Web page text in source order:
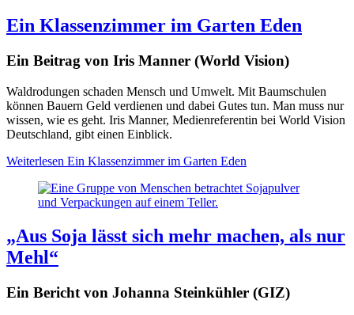
Ein Klassenzimmer im Garten Eden
Ein Beitrag von Iris Manner (World Vision)
Waldrodungen schaden Mensch und Umwelt. Mit Baumschulen
können Bauern Geld verdienen und dabei Gutes tun. Man muss nur
wissen, wie es geht. Iris Manner, Medienreferentin bei World Vision
Deutschland, gibt einen Einblick.
Weiterlesen Ein Klassenzimmer im Garten Eden
„Aus Soja lässt sich mehr machen, als nur
Mehl“
Ein Bericht von Johanna Steinkühler (GIZ)